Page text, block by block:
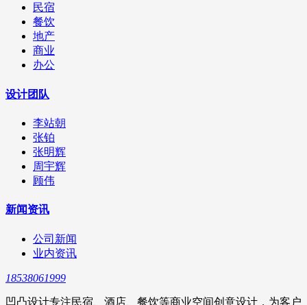
民宿
餐饮
地产
商业
办公
设计团队
李站朝
张铂
张明辉
周宇辉
顾伟
新闻资讯
公司新闻
业内资讯
18538061999
凹凸设计专注民宿、酒店、餐饮等商业空间创意设计，为客户